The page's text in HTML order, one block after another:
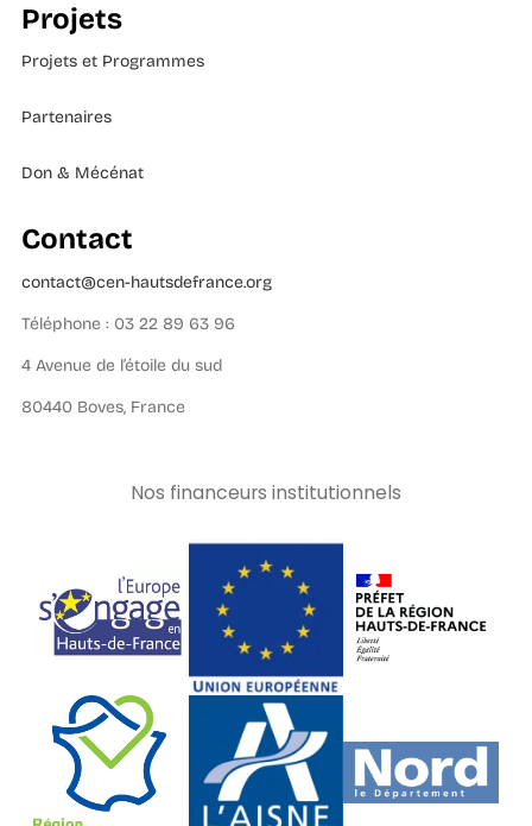
Projets
Projets et Programmes
Partenaires
Don & Mécénat
Contact
contact@cen-hautsdefrance.org
Téléphone : 03 22 89 63 96
4 Avenue de l’étoile du sud
80440 Boves, France
Nos financeurs institutionnels